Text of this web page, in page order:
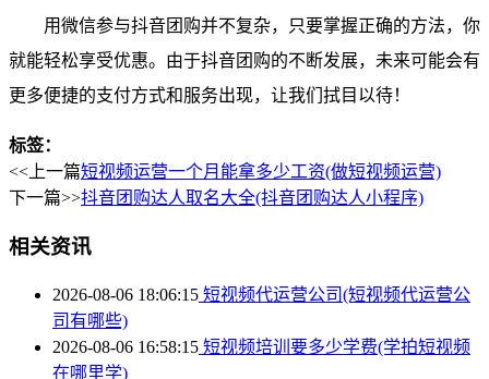
用微信参与抖音团购并不复杂，只要掌握正确的方法，你
就能轻松享受优惠。由于抖音团购的不断发展，未来可能会有
更多便捷的支付方式和服务出现，让我们拭目以待！
标签：
<<上一篇短视频运营一个月能拿多少工资(做短视频运营)
下一篇>>抖音团购达人取名大全(抖音团购达人小程序)
相关资讯
2026-08-06 18:06:15 短视频代运营公司(短视频代运营公
司有哪些)
2026-08-06 16:58:15 短视频培训要多少学费(学拍短视频
在哪里学)